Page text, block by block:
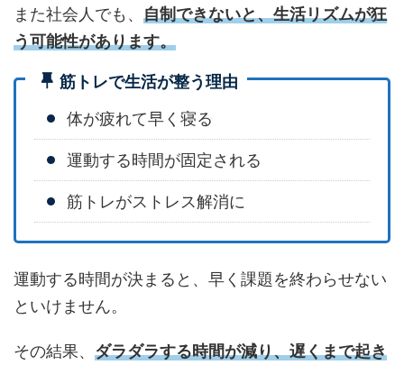
また社会人でも、 自制できないと、生活リズムが狂
う可能性があります。
筋トレで生活が整う理由
体が疲れて早く寝る
運動する時間が固定される
筋トレがストレス解消に
運動する時間が決まると、早く課題を終わらせない
といけません。
その結果、 ダラダラする時間が減り、遅くまで起き